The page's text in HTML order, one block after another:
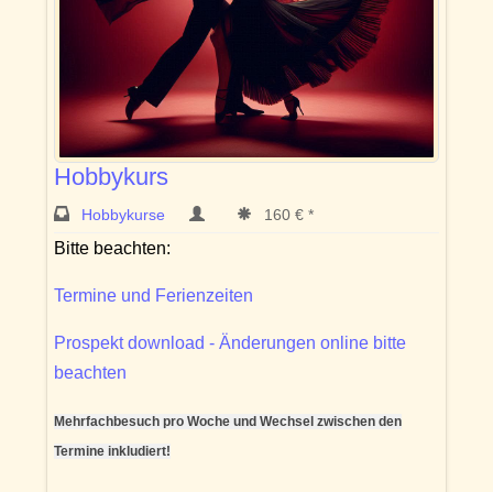
Hobbykurs
Hobbykurse 160 € *
Bitte beachten:
Termine und Ferienzeiten
Prospekt download - Änderungen online bitte
beachten
Mehrfachbesuch pro Woche und Wechsel zwischen den
Termine inkludiert!